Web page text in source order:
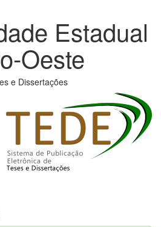
Estadual
Oeste
e Dissertações